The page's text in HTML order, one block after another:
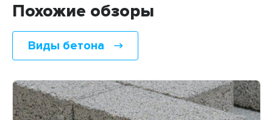
Похожие обзоры
Виды бетона